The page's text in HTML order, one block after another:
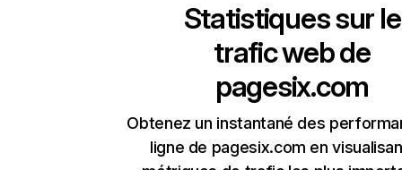
Statistiques sur le
trafic web de
pagesix.com
Obtenez un instantané des
ligne de pagesix.com en